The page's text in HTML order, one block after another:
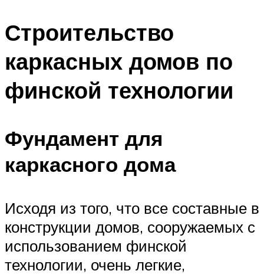
Строительство
каркасных домов по
финской технологии
Фундамент для
каркасного дома
Исходя из того, что все составные в
конструкции домов, сооружаемых с
использованием финской
технологии, очень легкие,